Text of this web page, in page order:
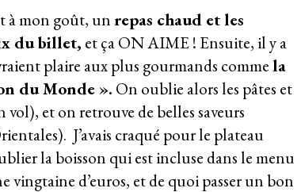
à mon goût, un repas chaud et les
du billet, et ça ON AIME ! Ensuite, il y a
plaire aux plus gourmands commela
du Monde ». On oublie alors les pâtes et
et on retrouve de belles saveurs
J’avais craqué pour le plateau
la boisson qui est incluse dans le menu
vingtaine d’euros, et de quoi passer un bon